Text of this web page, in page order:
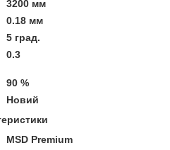
3200 мм
0.18 мм
5 град.
0.3
90 %
Новий
MSD Premium